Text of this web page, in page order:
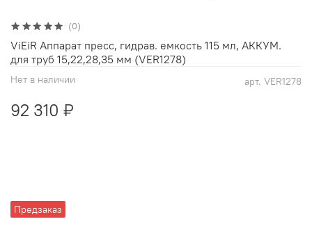
(0)
арт. VER1278
Нет в наличии
Предзаказ
92 310 ₽
ViEiR Аппарат пресс, гидрав. емкость 115 мл, АККУМ.
для труб 15,22,28,35 мм (VER1278)